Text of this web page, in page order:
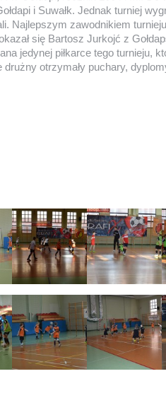
i Suwałk. Jednak turniej
Najlepszym zawodnikiem
się Bartosz Jurkojć z
jedynej piłkarce tego turnieju,
otrzymały puchary,